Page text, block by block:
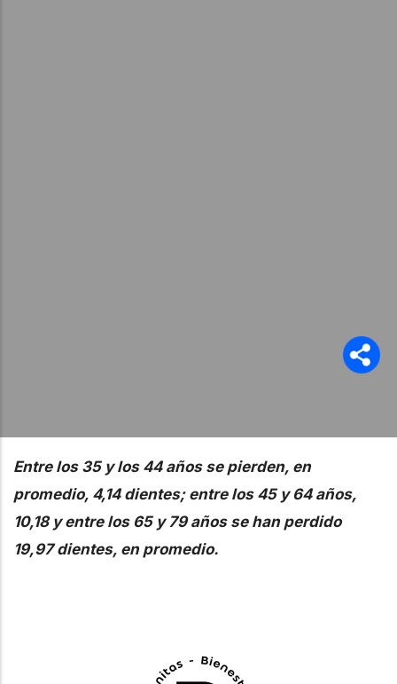
Entre los 35 y los 44 años se pierden, en
promedio, 4,14 dientes; entre los 45 y 64 años,
10,18 y entre los 65 y 79 años se han perdido
19,97 dientes, en promedio.